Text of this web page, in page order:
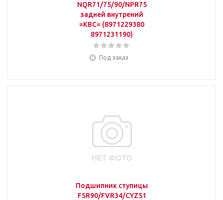
NQR71/75/90/NPR75
задней внутрений
=KBC= (8971229380
8971231190)
Под заказ
Подшипник ступицы
FSR90/FVR34/CYZ51